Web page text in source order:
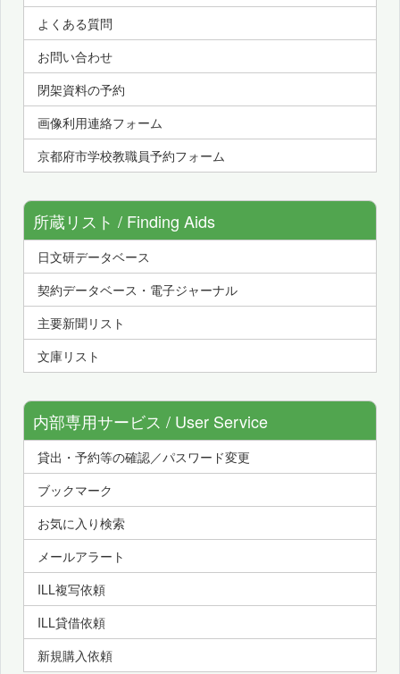
よくある質問
お問い合わせ
閉架資料の予約
画像利用連絡フォーム
京都府市学校教職員予約フォーム
所蔵リスト / Finding Aids
日文研データベース
契約データベース・電子ジャーナル
主要新聞リスト
文庫リスト
内部専用サービス / User Service
貸出・予約等の確認／パスワード変更
ブックマーク
お気に入り検索
メールアラート
ILL複写依頼
ILL貸借依頼
新規購入依頼